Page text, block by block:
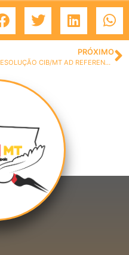
PRÓXIMO
RESOLUÇÃO CIB/MT AD REFERENDUM Nº 96, DE 23 DE AGOSTO DE 2021.